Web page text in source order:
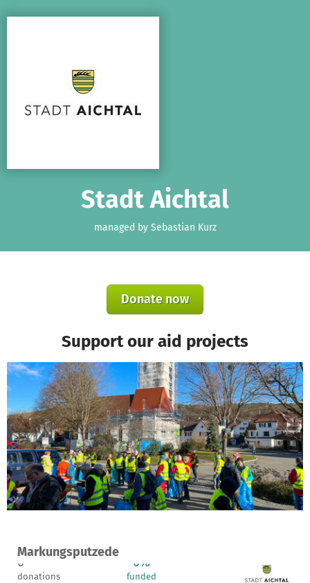
Stadt Aichtal
managed by Sebastian Kurz
Donate now
Support our aid projects
Markungsputzede
A project in Aichtal, Germany
0
donations
0%
funded
€2,500
still needed